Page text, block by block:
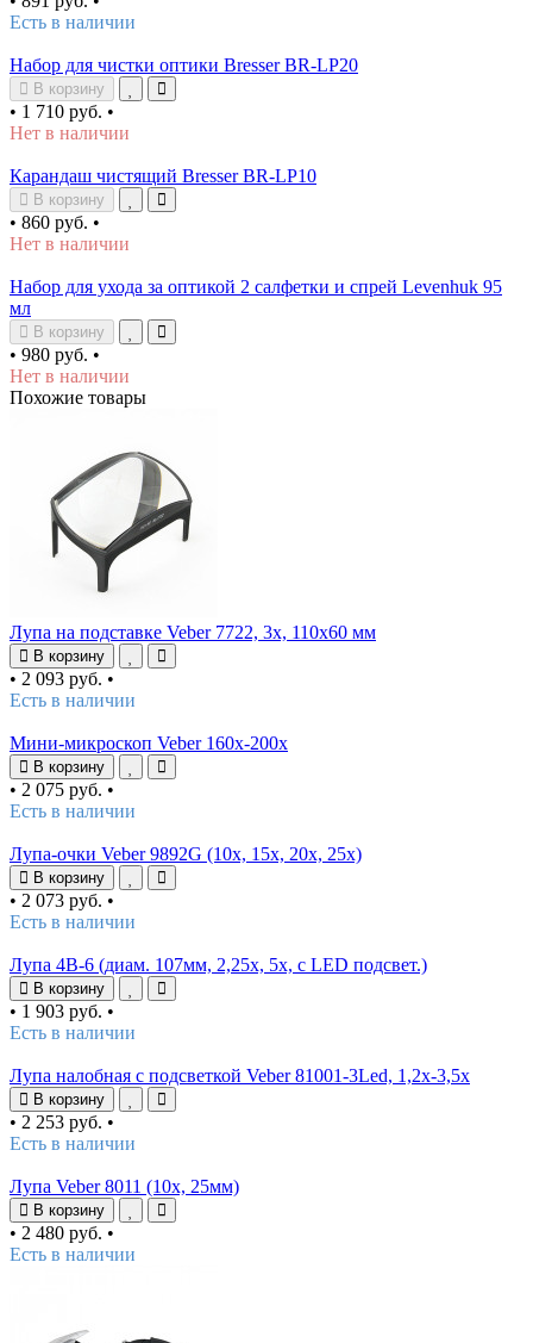
Есть в наличии
Набор для чистки оптики Bresser BR-LP20
В корзину
• 1 710 руб. •
Нет в наличии
Карандаш чистящий Bresser BR-LP10
В корзину
• 860 руб. •
Нет в наличии
Набор для ухода за оптикой 2 салфетки и спрей Levenhuk 95
мл
В корзину
• 980 руб. •
Нет в наличии
Похожие товары
Лупа на подставке Veber 7722, 3x, 110x60 мм
В корзину
• 2 093 руб. •
Есть в наличии
Мини-микроскоп Veber 160x-200х
В корзину
• 2 075 руб. •
Есть в наличии
Лупа-очки Veber 9892G (10х, 15х, 20х, 25х)
В корзину
• 2 073 руб. •
Есть в наличии
Лупа 4B-6 (диам. 107мм, 2,25х, 5х, с LED подсвет.)
В корзину
• 1 903 руб. •
Есть в наличии
Лупа налобная с подсветкой Veber 81001-3Led, 1,2x-3,5x
В корзину
• 2 253 руб. •
Есть в наличии
Лупа Veber 8011 (10х, 25мм)
В корзину
• 2 480 руб. •
Есть в наличии